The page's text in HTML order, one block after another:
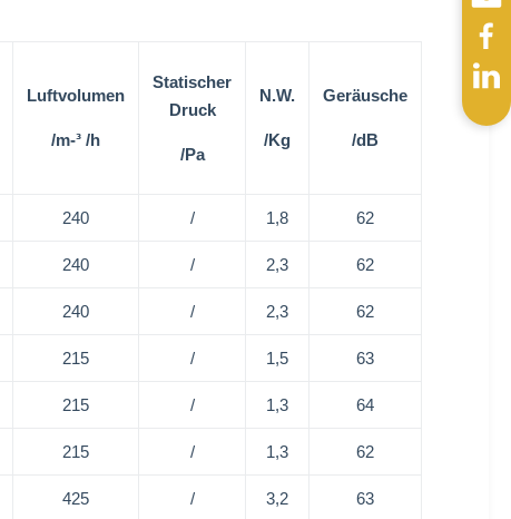
Luftvolumen
/m-³ /h
Statischer
Druck
/Pa
N.W.
/Kg
Geräusche
/dB
240 / 1,8 62
240 / 2,3 62
240 / 2,3 62
215 / 1,5 63
215 / 1,3 64
215 / 1,3 62
425 / 3,2 63